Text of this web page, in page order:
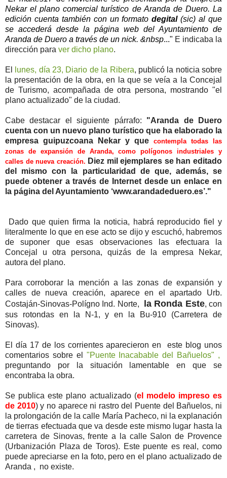
Nekar el plano comercial turístico de Aranda de Duero. La
edición cuenta también con un formatodegital(sic) al que
se accederá desde la página web del Ayuntamiento de
Aranda de Duero a través de un nick. &nbsp..." E indicaba la
dirección para ver dicho plano.
El lunes, día 23, Diario de la Ribera, publicó la noticia sobre
la presentación de la obra, en la que se veía a la Concejal
de Turismo, acompañada de otra persona, mostrando "el
plano actualizado" de la ciudad.
Cabe destacar el siguiente párrafo: "Aranda de Duero
cuenta con un nuevo plano turístico que ha elaborado la
empresa guipuzcoana Nekar y que contempla todas las
zonas de expansión de Aranda, como polígonos industriales y
calles de nueva creación. Diez mil ejemplares se han editado
del mismo con la particularidad de que, además, se
puede obtener a través de Internet desde un enlace en
la página del Ayuntamiento ‘www.arandadeduero.es’."
Dado que quien firma la noticia, habrá reproducido fiel y
literalmente lo que en ese acto se dijo y escuchó, habremos
de suponer que esas observaciones las efectuara la
Concejal u otra persona, quizás de la empresa Nekar,
autora del plano.
Para corroborar la mención a las zonas de expansión y
calles de nueva creación, aparece en el apartado Urb.
Costaján-Sinovas-Polígno Ind. Norte, la Ronda Este, con
sus rotondas en la N-1, y en la Bu-910 (Carretera de
Sinovas).
El día 17 de los corrientes aparecieron en este blog unos
comentarios sobre el "Puente Inacabable del Bañuelos" ,
preguntando por la situación lamentable en que se
encontraba la obra.
Se publica este plano actualizado (el modelo impreso es
de 2010) y no aparece ni rastro del Puente del Bañuelos, ni
la prolongación de la calle María Pacheco, ni la explanación
de tierras efectuada que va desde este mismo lugar hasta la
carretera de Sinovas, frente a la calle Salon de Provence
(Urbanización Plaza de Toros). Este puente es real, como
puede apreciarse en la foto, pero en el plano actualizado de
Aranda , no existe.